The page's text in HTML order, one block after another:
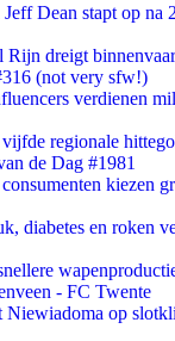
Dean stapt op na
Rijn dreigt
(not very sfw!)
verdienen
regionale
de Dag #1981
kiezen
diabetes en roken
- FC Twente
Niewiadoma op